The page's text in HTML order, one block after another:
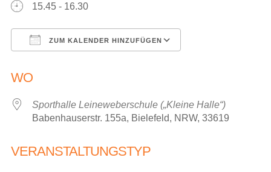
15.45 - 16.30
ZUM KALENDER HINZUFÜGEN
WO
Sporthalle Leineweberschule („Kleine Halle“)
Babenhauserstr. 155a, Bielefeld, NRW, 33619
VERANSTALTUNGSTYP